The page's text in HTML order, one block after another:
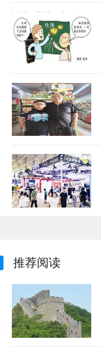
推荐阅读